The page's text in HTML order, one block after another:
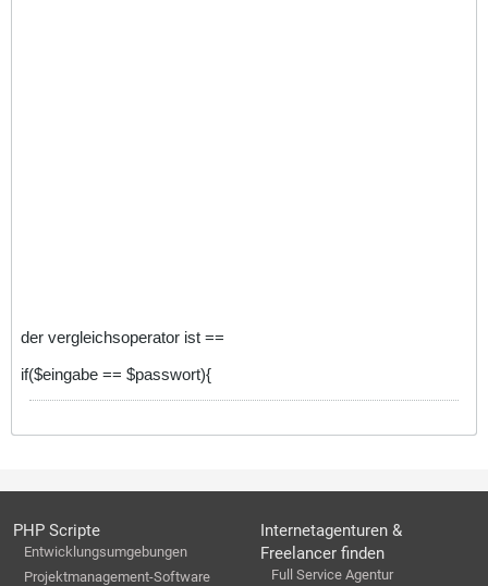
der vergleichsoperator ist ==
if($eingabe == $passwort){
PHP Scripte
Entwicklungsumgebungen
Projektmanagement-Software
Internetagenturen &
Freelancer finden
Full Service Agentur